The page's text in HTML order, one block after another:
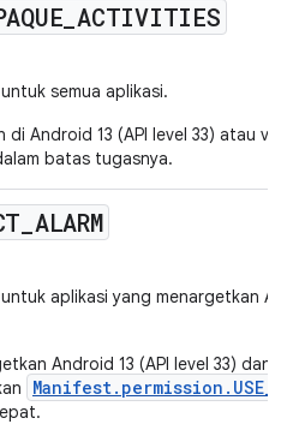
ACTIVITIES
semua aplikasi.
di Android 13 (API level 33) atau
batas tugasnya.
ALARM
aplikasi yang menargetkan
Android 13 (API level 33) dan